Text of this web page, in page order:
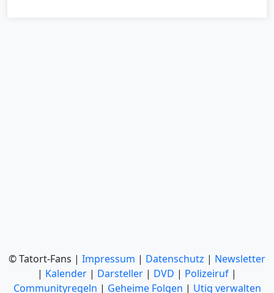
© Tatort-Fans | Impressum | Datenschutz | Newsletter
| Kalender | Darsteller | DVD | Polizeiruf |
Communityregeln | Geheime Folgen | Utiq verwalten